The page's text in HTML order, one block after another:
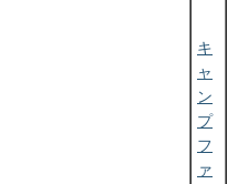
キ
ャ
ン
プ
フ
ァ